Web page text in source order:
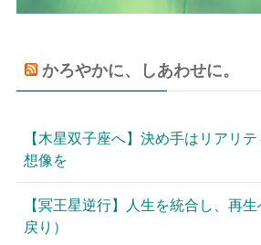
かろやかに、しあわせに。
【木星双子座へ】決め手はリアリ
想像を
【冥王星逆行】人生を統合し、再
戻り）